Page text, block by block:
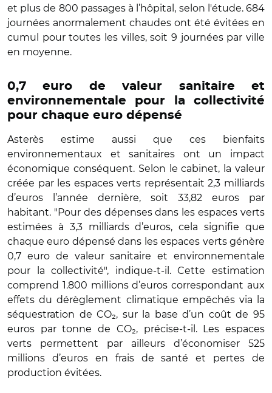
et plus de 800 passages à l’hôpital, selon l'étude. 684
journées anormalement chaudes ont été évitées en
cumul pour toutes les villes, soit 9 journées par ville
en moyenne.
0,7 euro de valeur sanitaire et
environnementale pour la collectivité
pour chaque euro dépensé
Asterès estime aussi que ces bienfaits
environnementaux et sanitaires ont un impact
économique conséquent. Selon le cabinet, la valeur
créée par les espaces verts représentait 2,3 milliards
d’euros l’année dernière, soit 33,82 euros par
habitant. "Pour des dépenses dans les espaces verts
estimées à 3,3 milliards d’euros, cela signifie que
chaque euro dépensé dans les espaces verts génère
0,7 euro de valeur sanitaire et environnementale
pour la collectivité", indique-t-il. Cette estimation
comprend 1.800 millions d’euros correspondant aux
effets du dérèglement climatique empêchés via la
séquestration de CO₂, sur la base d’un coût de 95
euros par tonne de CO₂, précise-t-il. Les espaces
verts permettent par ailleurs d’économiser 525
millions d’euros en frais de santé et pertes de
production évitées.